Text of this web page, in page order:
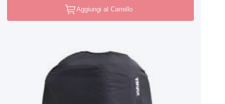
Aggiungi al Carrello